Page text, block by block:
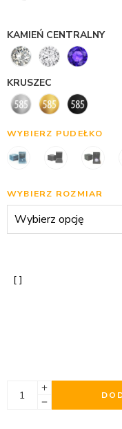
KAMIEŃ CENTRALNY
KRUSZEC
WYBIERZ PUDEŁKO
WYBIERZ ROZMIAR